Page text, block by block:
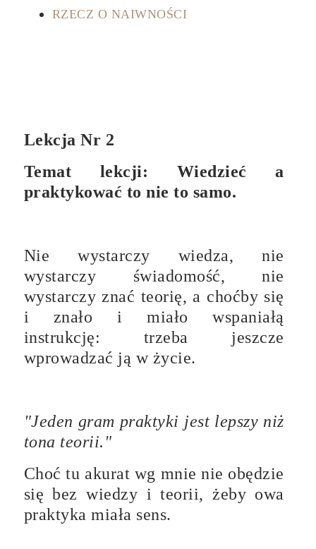
RZECZ O NAIWNOŚCI
Lekcja Nr 2
Temat lekcji: Wiedzieć a
praktykować to nie to samo.
Nie wystarczy wiedza, nie
wystarczy świadomość, nie
wystarczy znać teorię, a choćby się
i znało i miało wspaniałą
instrukcję: trzeba jeszcze
wprowadzać ją w życie.
"Jeden gram praktyki jest lepszy niż
tona teorii."
Choć tu akurat wg mnie nie obędzie
się bez wiedzy i teorii, żeby owa
praktyka miała sens.